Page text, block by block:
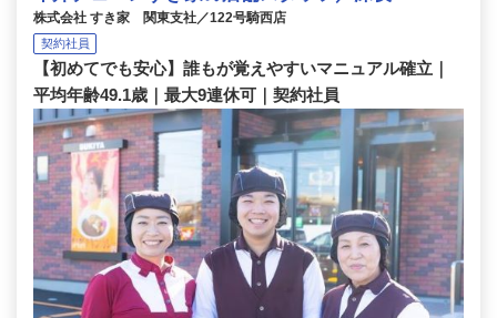
株式会社 すき家 関東支社／122号騎西店
契約社員
【初めてでも安心】誰もが覚えやすいマニュアル確立｜
平均年齢49.1歳｜最大9連休可｜契約社員